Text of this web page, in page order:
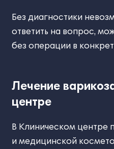
Без диагностики
ответить на вопрос,
без операции в
Лечение
центре
В Клиническом центре
и медицинской